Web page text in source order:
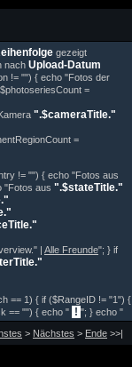
gezeigt
nach Upload-Datum
!= "") { echo "Fotos der
=
".$cameraTitle."
=
!= "") { echo "Fotos aus
"Fotos aus ".$stateTitle."
| Alle Freunde"; } if
== 1) { if ($RangeID != "1") {
== "") { echo " ! "; } echo "
> Nächstes > Ende >>|